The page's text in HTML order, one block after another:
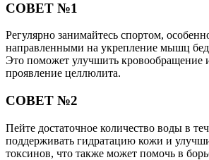
СОВЕТ №1
Регулярно занимайтесь спортом,
направленными на укрепление мышц
Это поможет улучшить кровообращение
проявление целлюлита.
СОВЕТ №2
Пейте достаточное количество воды в
поддерживать гидратацию кожи и
токсинов, что также может помочь в